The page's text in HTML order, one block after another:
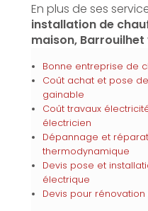
En plus de ses
installation de
maison, Barrouilhet
Bonne entreprise de
Coût achat et pose
gainable
Coût travaux
électricien
Dépannage et
thermodynamique
Devis pose et
électrique
Devis pour